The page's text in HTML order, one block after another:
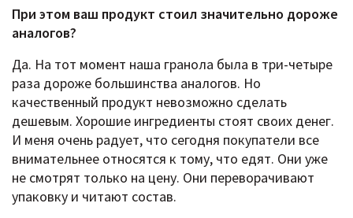
При этом ваш продукт стоил значительно дороже
аналогов?
Да. На тот момент наша гранола была в три-четыре
раза дороже большинства аналогов. Но
качественный продукт невозможно сделать
дешевым. Хорошие ингредиенты стоят своих денег.
И меня очень радует, что сегодня покупатели все
внимательнее относятся к тому, что едят. Они уже
не смотрят только на цену. Они переворачивают
упаковку и читают состав.